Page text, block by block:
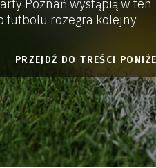
Poznań wystąpią w ten
futbolu rozegra kolejny
PRZEJDŹ DO TREŚCI